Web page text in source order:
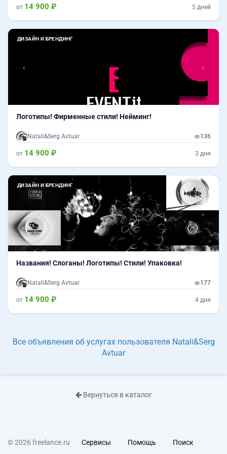
от 14 900 ₽ 5 дней
ДИЗАЙН И БРЕНДИНГ
Назад
Логотипы! Фирменные стили! Нейминг!
Natali&Serg Avtuar 136
от 14 900 ₽ 3 дня
ДИЗАЙН И БРЕНДИНГ
Назад
Названия! Слоганы! Логотипы! Стили! Упаковка!
Natali&Serg Avtuar 177
от 14 900 ₽ 4 дня
Все объявления об услугах пользователя Natali&Serg
Avtuar
Вернуться в каталог
© 2026 freelance.ru Сервисы Помощь Поиск